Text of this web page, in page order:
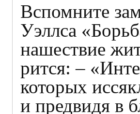
Вспомните
Уэллса
нашествие
рится: –
которых
и предвидя в